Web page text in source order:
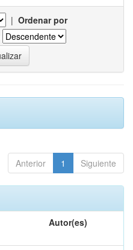
| Ordenar por
Anterior 1 Siguiente
Autor(es)